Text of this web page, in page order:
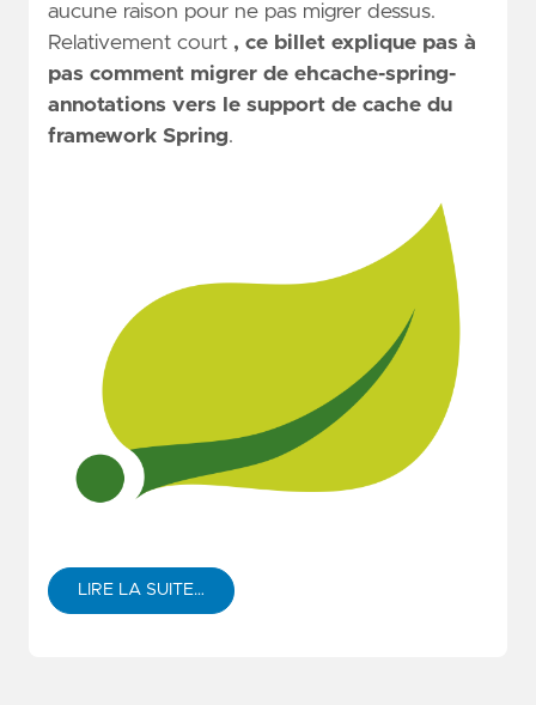
aucune raison pour ne pas migrer dessus.
Relativement court , ce billet explique pas à
pas comment migrer de ehcache-spring-
annotations vers le support de cache du
framework Spring.
LIRE LA SUITE…